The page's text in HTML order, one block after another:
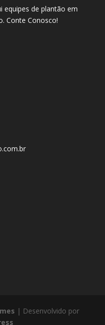
equipes de plantão em
Conte Conosco!
| Desenvolvido por